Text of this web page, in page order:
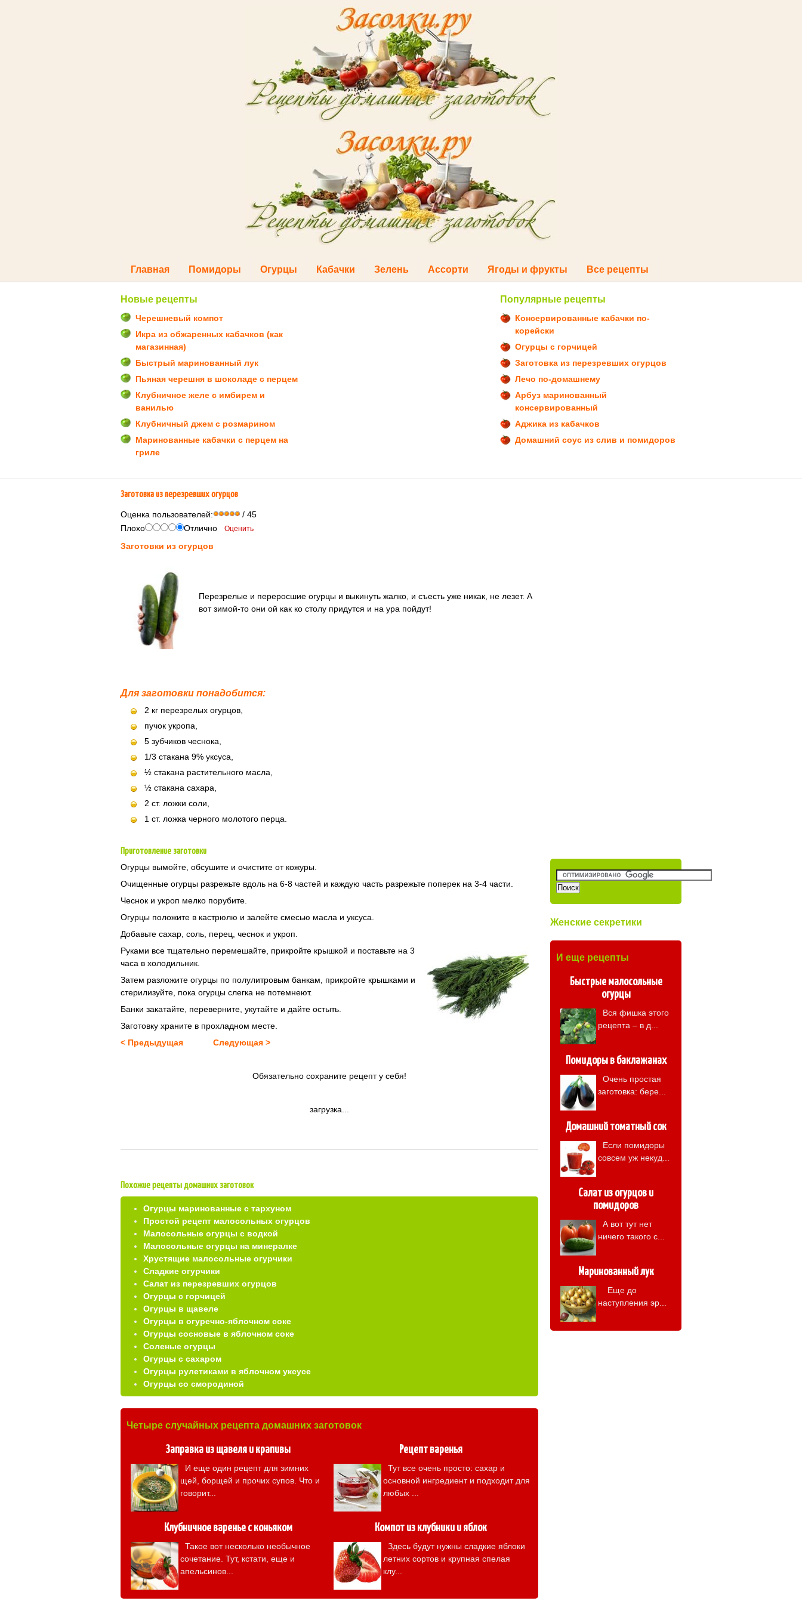
Главная Помидоры Огурцы Кабачки Зелень Ассорти Ягоды и фрукты Все рецепты
Новые рецепты
Черешневый компот
Икра из обжаренных кабачков (как
магазинная)
Быстрый маринованный лук
Пьяная черешня в шоколаде с перцем
Клубничное желе с имбирем и
ванилью
Клубничный джем с розмарином
Маринованные кабачки с перцем на
гриле
Популярные рецепты
Консервированные кабачки по-
корейски
Огурцы с горчицей
Заготовка из перезревших огурцов
Лечо по-домашнему
Арбуз маринованный
консервированный
Аджика из кабачков
Домашний соус из слив и помидоров
Заготовка из перезревших огурцов
Оценка пользователей:
/ 45
Плохо
Отлично
Заготовки из огурцов
Перезрелые и переросшие огурцы и выкинуть жалко, и съесть уже никак, не лезет. А
вот зимой-то они ой как ко столу придутся и на ура пойдут!
Для заготовки понадобится:
2 кг перезрелых огурцов,
пучок укропа,
5 зубчиков чеснока,
1/3 стакана 9% уксуса,
½ стакана растительного масла,
½ стакана сахара,
2 ст. ложки соли,
1 ст. ложка черного молотого перца.
Приготовление заготовки
Огурцы вымойте, обсушите и очистите от кожуры.
Очищенные огурцы разрежьте вдоль на 6-8 частей и каждую часть разрежьте поперек на 3-4 части.
Чеснок и укроп мелко порубите.
Огурцы положите в кастрюлю и залейте смесью масла и уксуса.
Добавьте сахар, соль, перец, чеснок и укроп.
Руками все тщательно перемешайте, прикройте крышкой и поставьте на 3
часа в холодильник.
Затем разложите огурцы по полулитровым банкам, прикройте крышками и
стерилизуйте, пока огурцы слегка не потемнеют.
Банки закатайте, переверните, укутайте и дайте остыть.
Заготовку храните в прохладном месте.
< Предыдущая
Следующая >
Обязательно сохраните рецепт у себя!
загрузка...
Похожие рецепты домашних заготовок
Огурцы маринованные с тархуном
Простой рецепт малосольных огурцов
Малосольные огурцы с водкой
Малосольные огурцы на минералке
Хрустящие малосольные огурчики
Сладкие огурчики
Салат из перезревших огурцов
Огурцы с горчицей
Огурцы в щавеле
Огурцы в огуречно-яблочном соке
Огурцы сосновые в яблочном соке
Соленые огурцы
Огурцы с сахаром
Огурцы рулетиками в яблочном уксусе
Огурцы со смородиной
Четыре случайных рецепта домашних заготовок
Заправка из щавеля и крапивы
И еще один рецепт для зимних
щей, борщей и прочих супов. Что и
говорит...
Рецепт варенья
Тут все очень просто: сахар и
основной ингредиент и подходит для
любых ...
Клубничное варенье с коньяком
Такое вот несколько необычное
сочетание. Тут, кстати, еще и
апельсинов...
Компот из клубники и яблок
Здесь будут нужны сладкие яблоки
летних сортов и крупная спелая
клу...
Женские секретики
И еще рецепты
Быстрые малосольные
огурцы
Вся фишка этого
рецепта – в д...
Помидоры в баклажанах
Очень простая
заготовка: бере...
Домашний томатный сок
Если помидоры
совсем уж некуд...
Салат из огурцов и
помидоров
А вот тут нет
ничего такого с...
Маринованный лук
Еще до
наступления эр...